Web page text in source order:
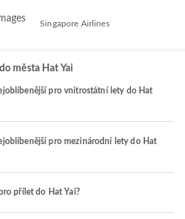
Singapore Airlines
města Hat Yai
pro vnitrostátní lety do Hat
pro mezinárodní lety do Hat
přílet do Hat Yai?